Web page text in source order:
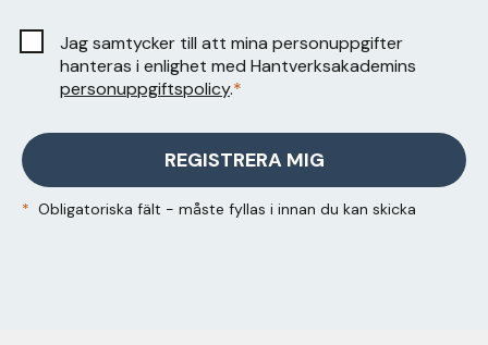
Jag samtycker till att mina personuppgifter
hanteras i enlighet med Hantverksakademins
personuppgiftspolicy.*
REGISTRERA MIG
* Obligatoriska fält - måste fyllas i innan du kan skicka